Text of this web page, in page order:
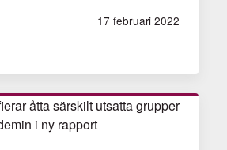
17 februari 2022